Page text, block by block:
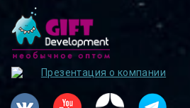
Презентация о компании